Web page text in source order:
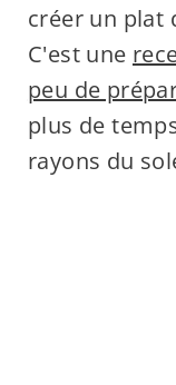
créer un plat
C'est une
peu de
plus de
rayons du